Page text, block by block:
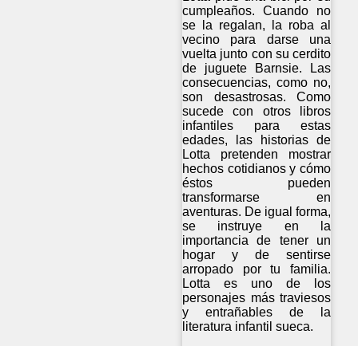
cumpleaños. Cuando no
se la regalan, la roba al
vecino para darse una
vuelta junto con su cerdito
de juguete Barnsie. Las
consecuencias, como no,
son desastrosas. Como
sucede con otros libros
infantiles para estas
edades, las historias de
Lotta pretenden mostrar
hechos cotidianos y cómo
éstos pueden
transformarse en
aventuras. De igual forma,
se instruye en la
importancia de tener un
hogar y de sentirse
arropado por tu familia.
Lotta es uno de los
personajes más traviesos
y entrañables de la
literatura infantil sueca.